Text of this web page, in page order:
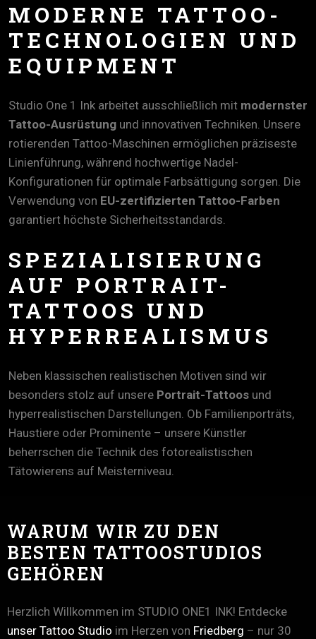
MODERNE TATTOO-
TECHNOLOGIEN UND
EQUIPMENT
Studio One 1 Ink arbeitet ausschließlich mit modernster
Tattoo-Ausrüstung und innovativen Techniken. Unsere
rotierenden Tattoo-Maschinen ermöglichen präziseste
Linienführung, während hochwertige Nadel-
Konfigurationen für optimale Farbsättigung sorgen. Die
Verwendung von EU-zertifizierten Tattoo-Farben
garantiert höchste Sicherheitsstandards.
SPEZIALISIERUNG
AUF PORTRAIT-
TATTOOS UND
HYPERREALISMUS
Neben klassischen realistischen Motiven sind wir
besonders stolz auf unsere Portrait-Tattoos und
hyperrealistischen Darstellungen. Ob Familienporträts,
Haustiere oder Prominente – unsere Künstler
beherrschen die Technik des fotorealistischen
Tätowierens auf Meisterniveau.
WARUM WIR ZU DEN
BESTEN TATTOOSTUDIOS
GEHÖREN
Herzlich Willkommen im STUDIO ONE1 INK! Entdecke
unser Tattoo Studio im Herzen von Friedberg – nur 30